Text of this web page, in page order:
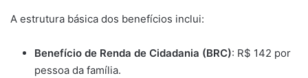
A estrutura básica dos benefícios inclui:
Benefício de Renda de Cidadania (BRC): R$ 142 por
pessoa da família.